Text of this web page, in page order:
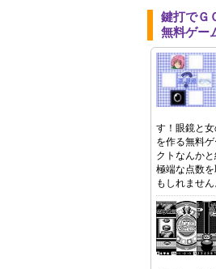
鍵打でＧ
無料ゲー
す！眼鏡と
を作る無料
クトなんか
極端な点数
もしれませ